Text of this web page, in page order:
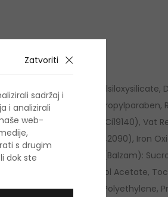
Isododecane, Trimethylsiloxysilicate,
Propylene Carbonate, Propylparaben,
Yellow 5 Lake (Ci19140), Vat
(Water), Acid Blue 9 (Ci42090), Iron
Lipfinity Top Coat (Balzam):
Cera, Tocopherol Acetate,
Propylene Copolymer, Polyethylene,
Zatvoriti
sadržaj i
i analizirali
web-
s drugim
dok ste